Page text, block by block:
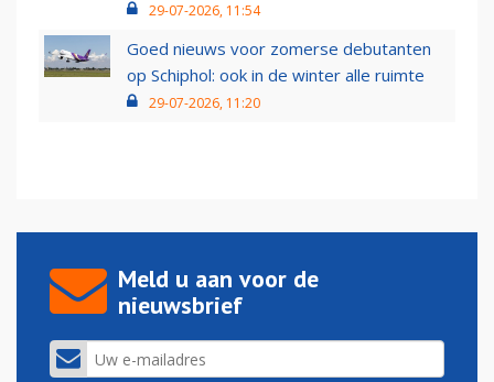
29-07-2026, 11:54
Goed nieuws voor zomerse debutanten
op Schiphol: ook in de winter alle ruimte
29-07-2026, 11:20
Meld u aan voor de
nieuwsbrief